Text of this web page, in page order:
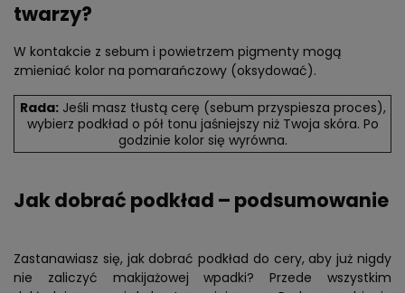
twarzy?
W kontakcie z sebum i powietrzem pigmenty mogą
zmieniać kolor na pomarańczowy (oksydować).
Rada:Jeśli masz tłustą cerę (sebum przyspiesza proces),
wybierz podkład o pół tonu jaśniejszy niż Twoja skóra. Po
godzinie kolor się wyrówna.
Jak dobrać podkład – podsumowanie
Zastanawiasz się, jak dobrać podkład do cery, aby już nigdy
nie zaliczyć makijażowej wpadki? Przede wszystkim